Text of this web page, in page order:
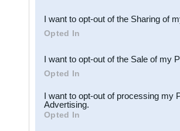
Downstream Participants
third parties.
I want to opt-out of the Sharing of
Opted In
I want to opt-out of the Sale of my
Opted In
I want to opt-out of processing my
Advertising.
Opted In